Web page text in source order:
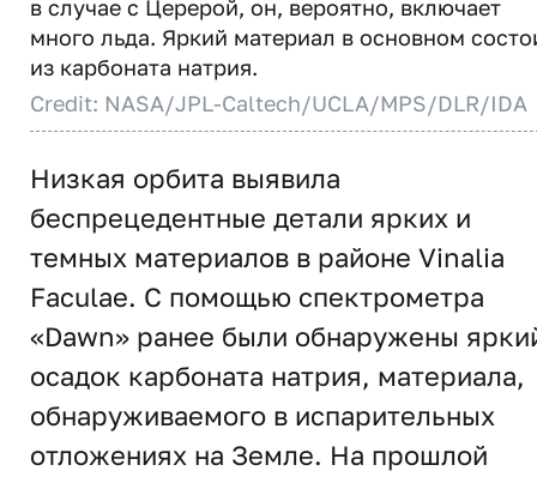
в случае с Церерой, он, вероятно, включает
много льда. Яркий материал в основном
из карбоната натрия.
Credit: NASA/JPL-Caltech/UCLA/MPS/DLR/IDA
Низкая орбита выявила
беспрецедентные детали ярких и
темных материалов в районе Vinalia
Faculae. С помощью спектрометра
«Dawn» ранее были обнаружены
осадок карбоната натрия, материала,
обнаруживаемого в испарительных
отложениях на Земле. На прошлой